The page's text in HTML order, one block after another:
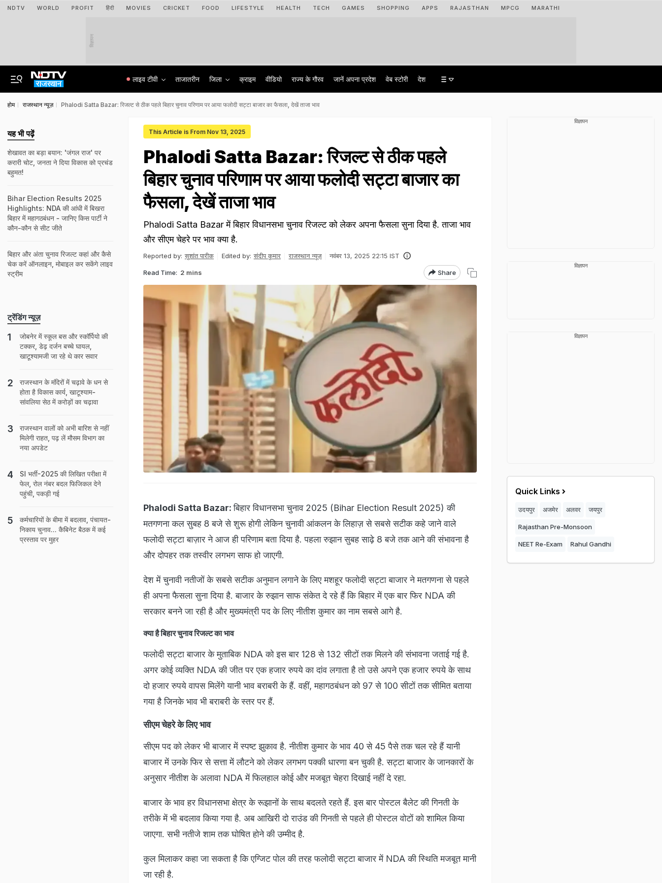
NDTV WORLD PROFIT हिंदी MOVIES CRICKET FOOD LIFESTYLE HEALTH TECH GAMES SHOPPING APPS RAJASTHAN MPCG MARATHI
विज्ञापन
लाइव टीवी ताजातरीन जिला क्राइम वीडियो राज्‍य के गौरव जानें अपना प्रदेश वेब स्टोरी देश
होम राजस्थान न्यूज़ Phalodi Satta Bazar: रिजल्ट से ठीक पहले बिहार चुनाव परिणाम पर आया फलोदी सट्टा बाजार का फैसला, देखें ताजा भाव
This Article is From Nov 13, 2025
Phalodi Satta Bazar: रिजल्ट से ठीक पहले
बिहार चुनाव परिणाम पर आया फलोदी सट्टा बाजार का
फैसला, देखें ताजा भाव
Phalodi Satta Bazar में बिहार विधानसभा चुनाव रिजल्ट को लेकर अपना फैसला सुना दिया है. ताजा भाव
और सीएम चेहरे पर भाव क्या है.
Reported by: सुशांत पारीक Edited by: संदीप कुमार राजस्थान न्यूज़ नवंबर 13, 2025 22:15 IST
Read Time: 2 mins Share
Phalodi Satta Bazar:बिहार विधानसभा चुनाव 2025 (Bihar Election Result 2025) की
मतगणना कल सुबह 8 बजे से शुरू होगी लेकिन चुनावी आंकलन के लिहाज़ से सबसे सटीक कहे जाने वाले
फलोदी सट्टा बाज़ार ने आज ही परिणाम बता दिया है. पहला रुझान सुबह साढ़े 8 बजे तक आने की संभावना है
और दोपहर तक तस्वीर लगभग साफ हो जाएगी.
देश में चुनावी नतीजों के सबसे सटीक अनुमान लगाने के लिए मशहूर फलोदी सट्टा बाजार ने मतगणना से पहले
ही अपना फैसला सुना दिया है. बाजार के रुझान साफ संकेत दे रहे हैं कि बिहार में एक बार फिर NDA की
सरकार बनने जा रही है और मुख्यमंत्री पद के लिए नीतीश कुमार का नाम सबसे आगे है.
क्या है बिहार चुनाव रिजल्ट का भाव
फलोदी सट्टा बाजार के मुताबिक NDA को इस बार 128 से 132 सीटों तक मिलने की संभावना जताई गई है.
अगर कोई व्यक्ति NDA की जीत पर एक हजार रुपये का दांव लगाता है तो उसे अपने एक हजार रुपये के साथ
दो हजार रुपये वापस मिलेंगे यानी भाव बराबरी के हैं. वहीं, महागठबंधन को 97 से 100 सीटों तक सीमित बताया
गया है जिनके भाव भी बराबरी के स्तर पर हैं.
सीएम चेहरे के लिए भाव
सीएम पद को लेकर भी बाजार में स्पष्ट झुकाव है. नीतीश कुमार के भाव 40 से 45 पैसे तक चल रहे हैं यानी
बाजार में उनके फिर से सत्ता में लौटने को लेकर लगभग पक्की धारणा बन चुकी है. सट्टा बाजार के जानकारों के
अनुसार नीतीश के अलावा NDA में फिलहाल कोई और मजबूत चेहरा दिखाई नहीं दे रहा.
बाजार के भाव हर विधानसभा क्षेत्र के रूझानों के साथ बदलते रहते हैं. इस बार पोस्टल बैलेट की गिनती के
तरीके में भी बदलाव किया गया है. अब आखिरी दो राउंड की गिनती से पहले ही पोस्टल वोटों को शामिल किया
जाएगा. सभी नतीजे शाम तक घोषित होने की उम्मीद है.
कुल मिलाकर कहा जा सकता है कि एग्जिट पोल की तरह फलोदी सट्टा बाजार में NDA की स्थिति मजबूत मानी
जा रही है.
यह भी पढ़ें
शेखावत का बड़ा बयान: 'जंगल राज' पर
करारी चोट, जनता ने दिया विकास को प्रचंड
बहुमत!
Bihar Election Results 2025
Highlights: NDA की आंधी में बिखरा
बिहार में महागठबंधन - जानिए किस पार्टी ने
कौन-कौन से सीट जीते
बिहार और अंता चुनाव रिजल्ट कहां और कैसे
चेक करें ऑनलाइन, मोबाइल कर सकेंगे लाइव
स्ट्रीम
ट्रेंडिंग न्यूज़
जोबनेर में स्कूल बस और स्कॉर्पियो की
टक्‍कर, डेढ़ दर्जन बच्चे घायल,
खाटूश्यामजी जा रहे थे कार सवार
राजस्‍थान के मंद‍िरों में चढ़ावे के धन से
होता है व‍िकास कार्य, खाटूश्‍याम-
सांवलिया सेठ में करोड़ों का चढ़ावा
राजस्‍थान वालों को अभी बार‍िश से नहीं
म‍िलेगी राहत, पढ़ लें मौसम व‍िभाग का
नया अपडेट
SI भर्ती-2025 की लिखित परीक्षा में
फेल, रोल नंबर बदल फिजिकल देने
पहुंची, पकड़ी गई
कर्मचारियों के बीमा में बदलाव, पंचायत-
निकाय चुनाव... कैबिनेट बैठक में कई
प्रस्ताव पर मुहर
विज्ञापन
विज्ञापन
विज्ञापन
Quick Links
उदयपुर अजमेर अलवर जयपुर
Rajasthan Pre-Monsoon
NEET Re-Exam Rahul Gandhi